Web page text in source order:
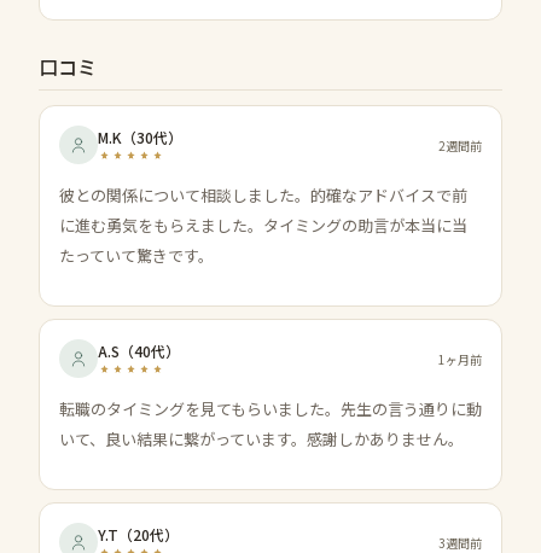
口コミ
M.K （30代） 2週間前
彼との関係について相談しました。的確なアドバイスで前
に進む勇気をもらえました。タイミングの助言が本当に当
たっていて驚きです。
A.S （40代） 1ヶ月前
転職のタイミングを見てもらいました。先生の言う通りに動
いて、良い結果に繋がっています。感謝しかありません。
Y.T （20代） 3週間前